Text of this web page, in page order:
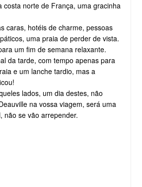
costa norte de França, uma gracinha
caras, hotéis de charme, pessoas
uma praia de perder de vista.
um fim de semana relaxante.
da tarde, com tempo apenas para
e um lanche tardio, mas a
lados, um dia destes, não
na vossa viagem, será uma
não se vão arrepender.